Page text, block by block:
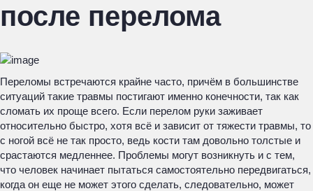
после перелома
Переломы встречаются крайне часто, причём в большинстве
ситуаций такие травмы постигают именно конечности, так как
сломать их проще всего. Если перелом руки заживает
относительно быстро, хотя всё и зависит от тяжести травмы, то
с ногой всё не так просто, ведь кости там довольно толстые и
срастаются медленнее. Проблемы могут возникнуть и с тем,
что человек начинает пытаться самостоятельно передвигаться,
когда он еще не может этого сделать, следовательно, может